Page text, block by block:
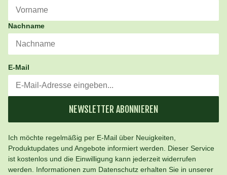
Nachname
E-Mail
NEWSLETTER ABONNIEREN
Ich möchte regelmäßig per E-Mail über Neuigkeiten,
Produktupdates und Angebote informiert werden. Dieser Service
ist kostenlos und die Einwilligung kann jederzeit widerrufen
werden. Informationen zum Datenschutz erhalten Sie in unserer